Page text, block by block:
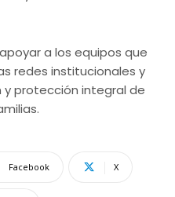
a los equipos que
redes institucionales y
protección integral de
Facebook X